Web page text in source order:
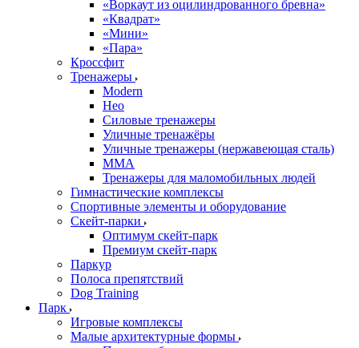
«Воркаут из оцилиндрованного бревна»
«Квадрат»
«Мини»
«Пара»
Кроссфит
Тренажеры
Modern
Нео
Силовые тренажеры
Уличные тренажёры
Уличные тренажеры (нержавеющая сталь)
ММА
Тренажеры для маломобильных людей
Гимнастические комплексы
Спортивные элементы и оборудование
Скейт-парки
Оптимум скейт-парк
Премиум скейт-парк
Паркур
Полоса препятствий
Dog Training
Парк
Игровые комплексы
Малые архитектурные формы